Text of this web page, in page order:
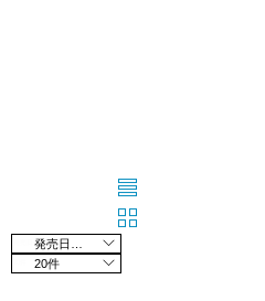
20件